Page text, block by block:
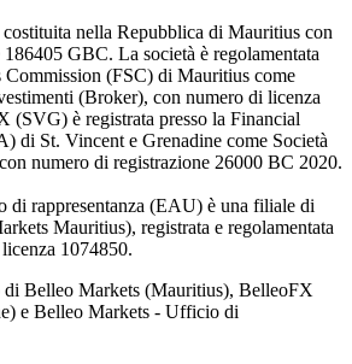
nella Repubblica di Mauritius con
GBC. La società è regolamentata
Commission (FSC) di Mauritius come
(Broker), con numero di licenza
(SVG) è registrata presso la Financial
di St. Vincent e Grenadine come Società
numero di registrazione 26000 BC 2020.
rappresentanza (EAU) è una filiale di
Mauritius), registrata e regolamentata
1074850.
Belleo Markets (Mauritius), BelleoFX
e Belleo Markets - Ufficio di